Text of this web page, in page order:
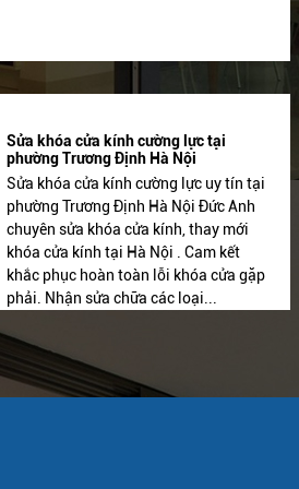
Sửa khóa cửa kính cường lực tại
phường Trương Định Hà Nội
Sửa khóa cửa kính cường lực uy tín tại
phường Trương Định Hà Nội Đức Anh
chuyên sửa khóa cửa kính, thay mới
khóa cửa kính tại Hà Nội . Cam kết
khắc phục hoàn toàn lỗi khóa cửa gặp
phải. Nhận sửa chữa các loại...